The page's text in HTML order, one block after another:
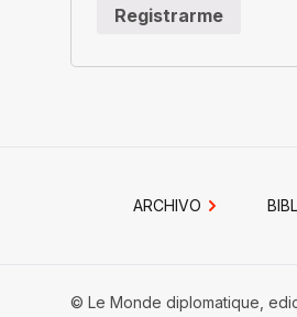
Registrarme
ARCHIVO
© Le Monde diplomatique,